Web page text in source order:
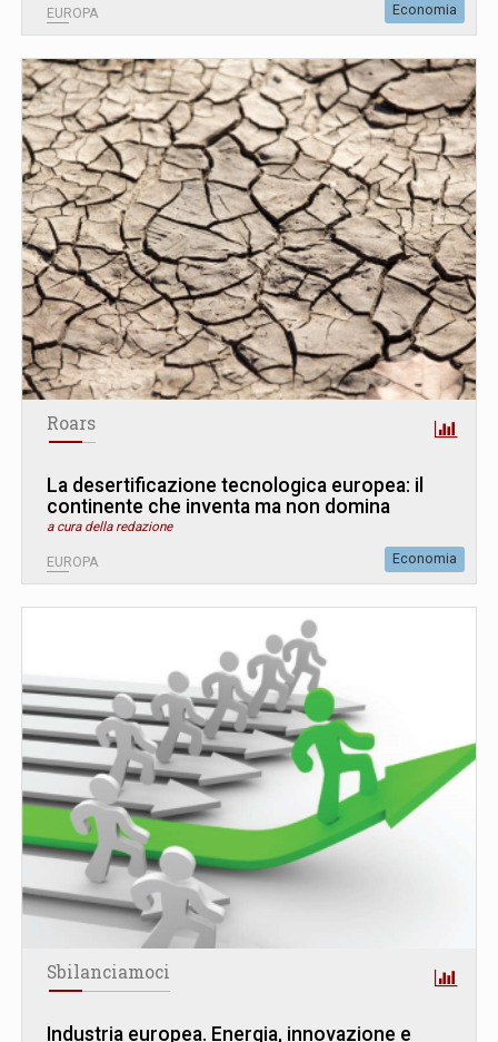
EUROPA Economia
Roars
La desertificazione tecnologica europea: il
continente che inventa ma non domina
a cura della redazione
EUROPA Economia
Sbilanciamoci
Industria europea. Energia, innovazione e